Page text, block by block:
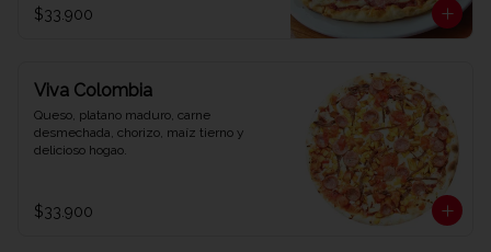
$33.900
Viva Colombia
Queso, platano maduro, carne
desmechada, chorizo, maíz tierno y
delicioso hogao.
$33.900